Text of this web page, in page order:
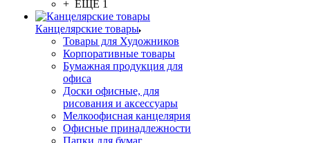
+ ЕЩЕ 1
Канцелярские товары
Товары для Художников
Корпоративные товары
Бумажная продукция для
офиса
Доски офисные, для
рисования и аксессуары
Мелкоофисная канцелярия
Офисные принадлежности
Папки для бумаг